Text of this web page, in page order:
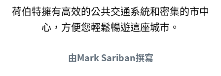
荷伯特擁有高效的公共交通系統和密集的市中
心，方便您輕鬆暢遊這座城市。
由Mark Sariban撰寫